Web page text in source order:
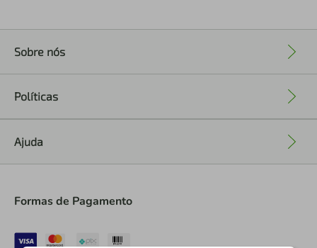
Sobre nós
Políticas
Ajuda
Formas de Pagamento